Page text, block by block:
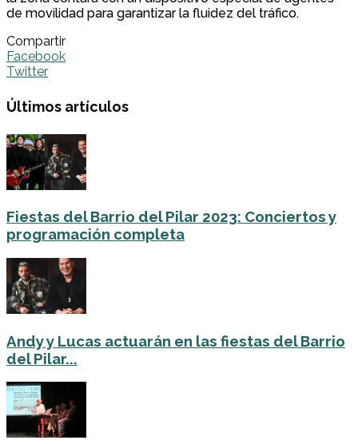
de movilidad para garantizar la fluidez del tráfico.
Compartir
Facebook
Twitter
Últimos artículos
Fiestas del Barrio del Pilar 2023: Conciertos y
programación completa
Andy y Lucas actuarán en las fiestas del Barrio
del Pilar...